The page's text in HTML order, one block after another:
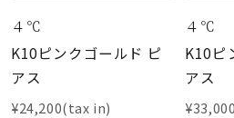
４℃
K10ピンクゴールド ピ
アス
¥24,200(tax in)
４℃
K10ピ
アス